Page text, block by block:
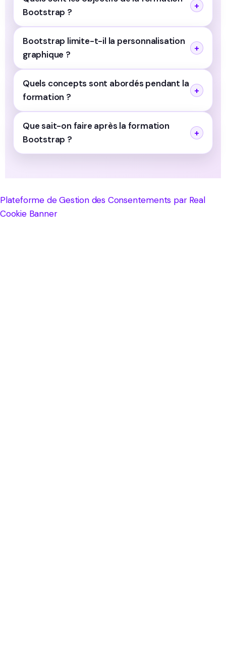
Bootstrap ?
Bootstrap limite-t-il la personnalisation
graphique ?
Quels concepts sont abordés pendant la
formation ?
Que sait-on faire après la formation
Bootstrap ?
Plateforme de Gestion des Consentements par Real
Cookie Banner